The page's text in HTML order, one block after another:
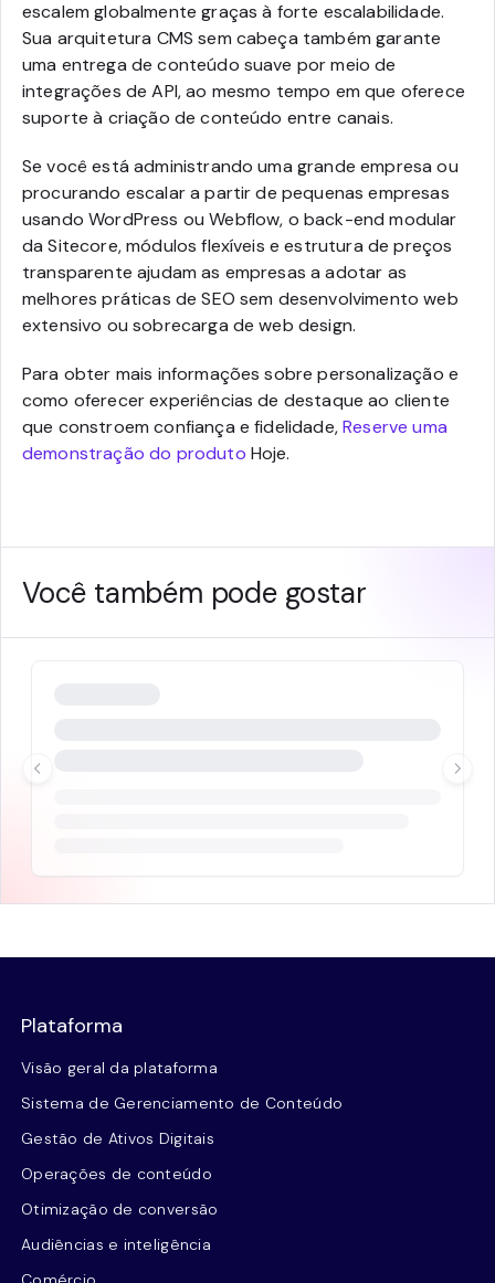
escalem globalmente graças à forte escalabilidade.
Sua arquitetura CMS sem cabeça também garante
uma entrega de conteúdo suave por meio de
integrações de API, ao mesmo tempo em que oferece
suporte à criação de conteúdo entre canais.
Se você está administrando uma grande empresa ou
procurando escalar a partir de pequenas empresas
usando WordPress ou Webflow, o back-end modular
da Sitecore, módulos flexíveis e estrutura de preços
transparente ajudam as empresas a adotar as
melhores práticas de SEO sem desenvolvimento web
extensivo ou sobrecarga de web design.
Para obter mais informações sobre personalização e
como oferecer experiências de destaque ao cliente
que constroem confiança e fidelidade,Reserve uma
demonstração do produto Hoje.
Você também pode gostar
Plataforma
Visão geral da plataforma
Sistema de Gerenciamento de Conteúdo
Gestão de Ativos Digitais
Operações de conteúdo
Otimização de conversão
Audiências e inteligência